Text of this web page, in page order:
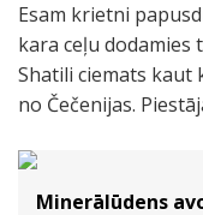
Esam krietni
kara ceļu dodamies
Shatili ciemats kaut
no Čečenijas.
Minerālūdens